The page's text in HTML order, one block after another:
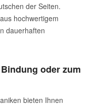
der Seiten.
hochwertigem
dauerhaften
oder zum
bieten Ihnen